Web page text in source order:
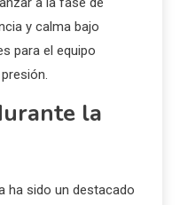
y calma bajo
para el equipo
la
ha sido un destacado